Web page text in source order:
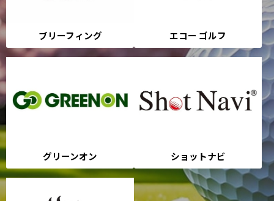
ブリーフィング エコー ゴルフ
グリーンオン ショットナビ